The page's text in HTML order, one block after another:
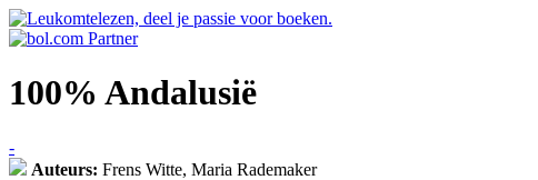
100% Andalusië
-
Auteurs: Frens Witte, Maria Rademaker